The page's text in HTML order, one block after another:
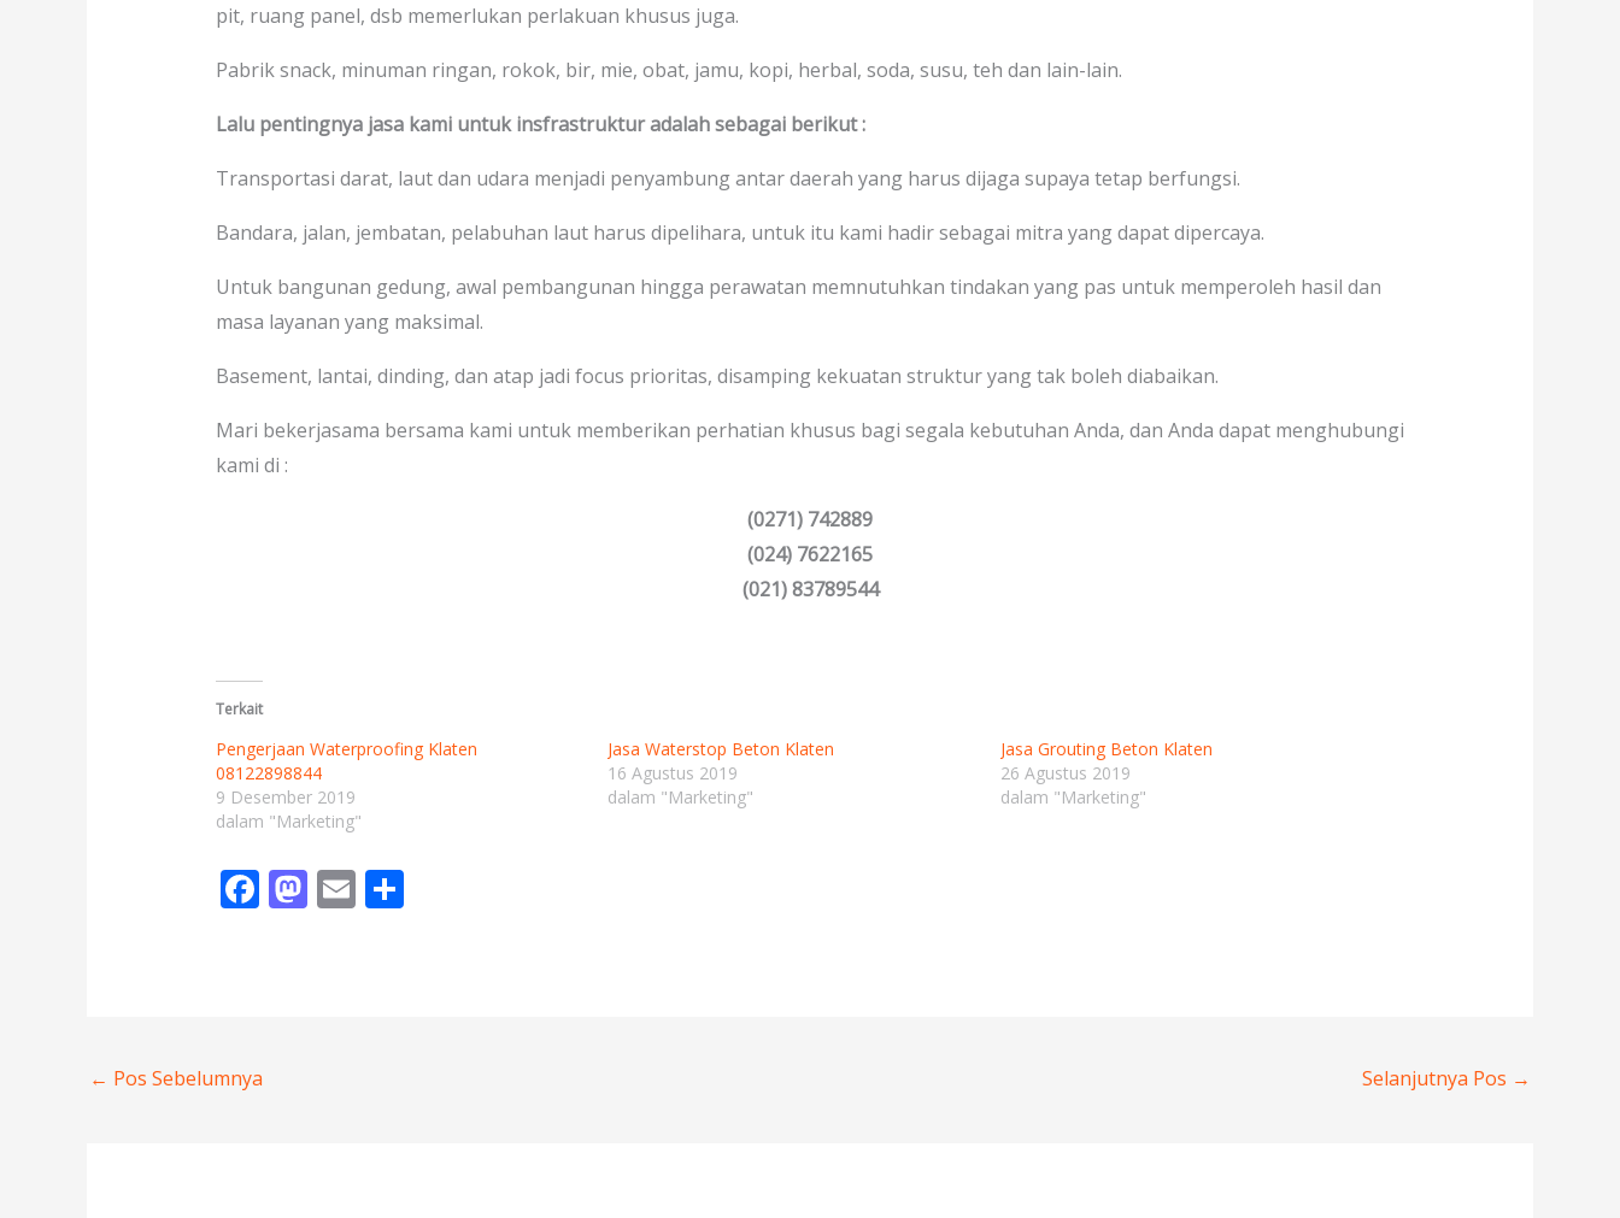
pit, ruang panel, dsb memerlukan perlakuan khusus juga.
Pabrik snack, minuman ringan, rokok, bir, mie, obat, jamu, kopi, herbal, soda, susu, teh dan lain-lain.
Lalu pentingnya jasa kami untuk insfrastruktur adalah sebagai berikut :
Transportasi darat, laut dan udara menjadi penyambung antar daerah yang harus dijaga supaya tetap berfungsi.
Bandara, jalan, jembatan, pelabuhan laut harus dipelihara, untuk itu kami hadir sebagai mitra yang dapat dipercaya.
Untuk bangunan gedung, awal pembangunan hingga perawatan memnutuhkan tindakan yang pas untuk memperoleh hasil dan
masa layanan yang maksimal.
Basement, lantai, dinding, dan atap jadi focus prioritas, disamping kekuatan struktur yang tak boleh diabaikan.
Mari bekerjasama bersama kami untuk memberikan perhatian khusus bagi segala kebutuhan Anda, dan Anda dapat menghubungi
kami di :
(0271) 742889
(024) 7622165
(021) 83789544
Terkait
Pengerjaan Waterproofing Klaten
08122898844
9 Desember 2019
dalam "Marketing"
Jasa Waterstop Beton Klaten
16 Agustus 2019
dalam "Marketing"
Jasa Grouting Beton Klaten
26 Agustus 2019
dalam "Marketing"
F
o
M E S
← Pos Sebelumnya Selanjutnya Pos →